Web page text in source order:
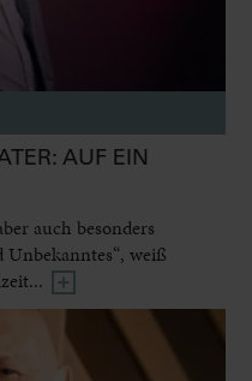
AUF EIN
auch besonders
weiß